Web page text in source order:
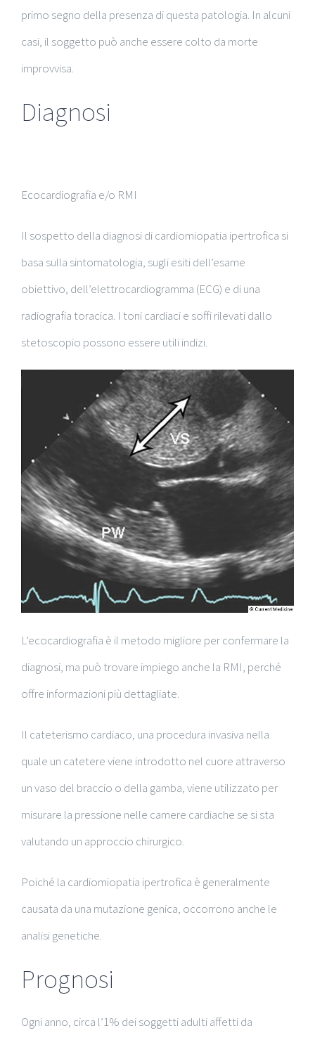
primo segno della presenza di questa patologia. In alcuni
casi, il soggetto può anche essere colto da morte
improvvisa.
Diagnosi
Ecocardiografia e/o RMI
Il sospetto della diagnosi di cardiomiopatia ipertrofica si
basa sulla sintomatologia, sugli esiti dell’esame
obiettivo, dell’elettrocardiogramma (ECG) e di una
radiografia toracica. I toni cardiaci e soffi rilevati dallo
stetoscopio possono essere utili indizi.
L’ecocardiografia è il metodo migliore per confermare la
diagnosi, ma può trovare impiego anche la RMI, perché
offre informazioni più dettagliate.
Il cateterismo cardiaco, una procedura invasiva nella
quale un catetere viene introdotto nel cuore attraverso
un vaso del braccio o della gamba, viene utilizzato per
misurare la pressione nelle camere cardiache se si sta
valutando un approccio chirurgico.
Poiché la cardiomiopatia ipertrofica è generalmente
causata da una mutazione genica, occorrono anche le
analisi genetiche.
Prognosi
Ogni anno, circa l’1% dei soggetti adulti affetti da